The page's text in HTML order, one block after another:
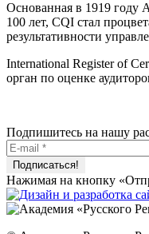
Основанная в 1919 году
100 лет, CQI стал
результативности
International Register of
орган по оценке
Подпишитесь на нашу
Нажимая на кнопку